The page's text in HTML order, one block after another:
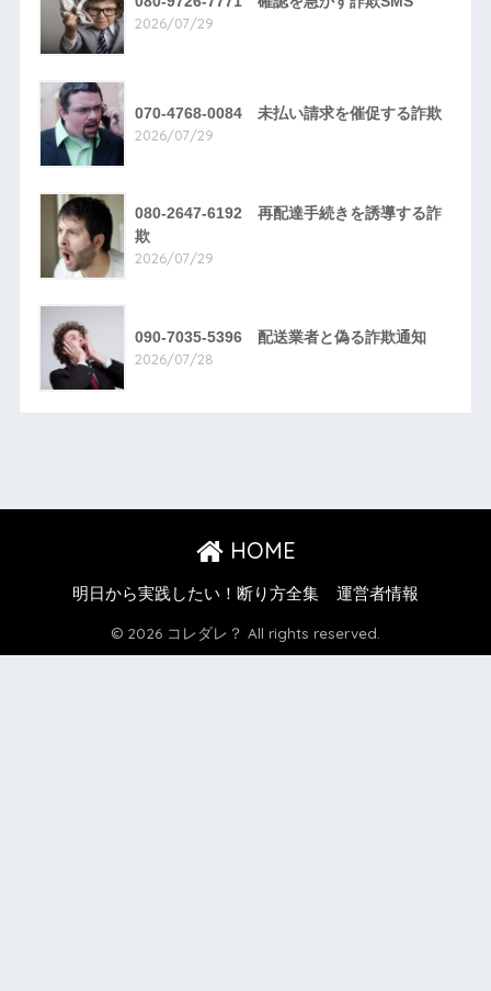
2026/07/29
070-4768-0084 未払い請求を催促する詐欺
2026/07/29
080-2647-6192 再配達手続きを誘導する詐
欺
2026/07/29
090-7035-5396 配送業者と偽る詐欺通知
2026/07/28
HOME
明日から実践したい！断り方全集 運営者情報
© 2026 コレダレ？ All rights reserved.